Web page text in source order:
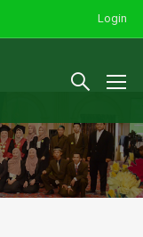
Login